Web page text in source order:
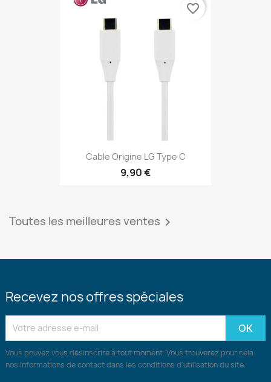
Cable Origine LG Type C
9,90 €
favorite_border
Toutes les meilleures ventes 
Recevez nos offres spéciales
Vous pouvez vous désinscrire à tout moment. Vous trouverez pour cela
nos informations de contact dans les conditions d'utilisation du site.